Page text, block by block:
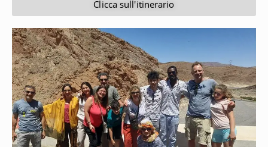
Clicca sull'itinerario